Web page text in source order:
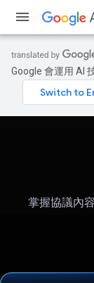
Google 會運用 AI
掌握協議內